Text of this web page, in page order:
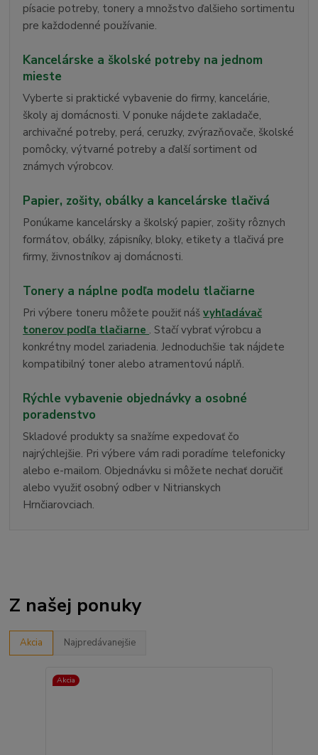
písacie potreby, tonery a množstvo ďalšieho sortimentu
pre každodenné používanie.
Kancelárske a školské potreby na jednom
mieste
Vyberte si praktické vybavenie do firmy, kancelárie,
školy aj domácnosti. V ponuke nájdete zakladače,
archivačné potreby, perá, ceruzky, zvýrazňovače, školské
pomôcky, výtvarné potreby a ďalší sortiment od
známych výrobcov.
Papier, zošity, obálky a kancelárske tlačivá
Ponúkame kancelársky a školský papier, zošity rôznych
formátov, obálky, zápisníky, bloky, etikety a tlačivá pre
firmy, živnostníkov aj domácnosti.
Tonery a náplne podľa modelu tlačiarne
Pri výbere toneru môžete použiť nášvyhľadávač
tonerov podľa tlačiarne . Stačí vybrať výrobcu a
konkrétny model zariadenia. Jednoduchšie tak nájdete
kompatibilný toner alebo atramentovú náplň.
Rýchle vybavenie objednávky a osobné
poradenstvo
Skladové produkty sa snažíme expedovať čo
najrýchlejšie. Pri výbere vám radi poradíme telefonicky
alebo e-mailom. Objednávku si môžete nechať doručiť
alebo využiť osobný odber v Nitrianskych
Hrnčiarovciach.
Z našej ponuky
Akcia Najpredávanejšie
Akcia